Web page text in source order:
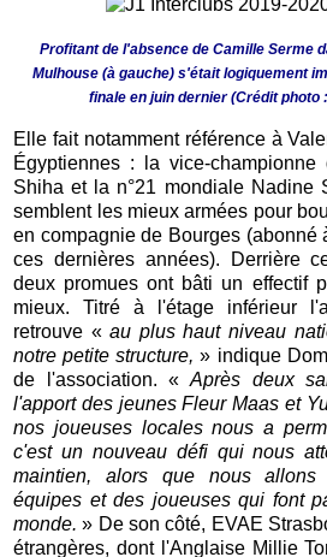
Profitant de l'absence de Camille Serme
Mulhouse (à gauche) s'était logiquement
finale en juin dernier (Crédit photo
Elle fait notamment référence à
Égyptiennes : la vice-
Shiha et la n°21 mondiale Nadine
semblent les mieux armées pour
en compagnie de Bourges (abonné
ces dernières années). Derrière
deux promues ont bâti un effectif
mieux. Titré à l'étage inférieur
retrouve «au plus haut niveau
notre petite structure, » indique
de l'association. «Après deux
l'apport des jeunes Fleur Maas et
nos joueuses locales nous a
c'est un nouveau défi qui nous
maintien, alors que nous allons
équipes et des joueuses qui font
monde. » De son côté, EVAE
étrangères, dont l'Anglaise Millie